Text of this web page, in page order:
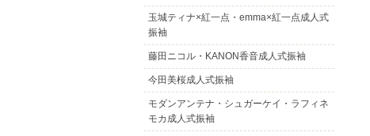
玉城ティナ×紅一点・emma×紅一点成人式
振袖
藤田ニコル・KANON香音成人式振袖
今田美桜成人式振袖
モダンアンテナ・シュガーケイ・ラフィネ
モカ成人式振袖